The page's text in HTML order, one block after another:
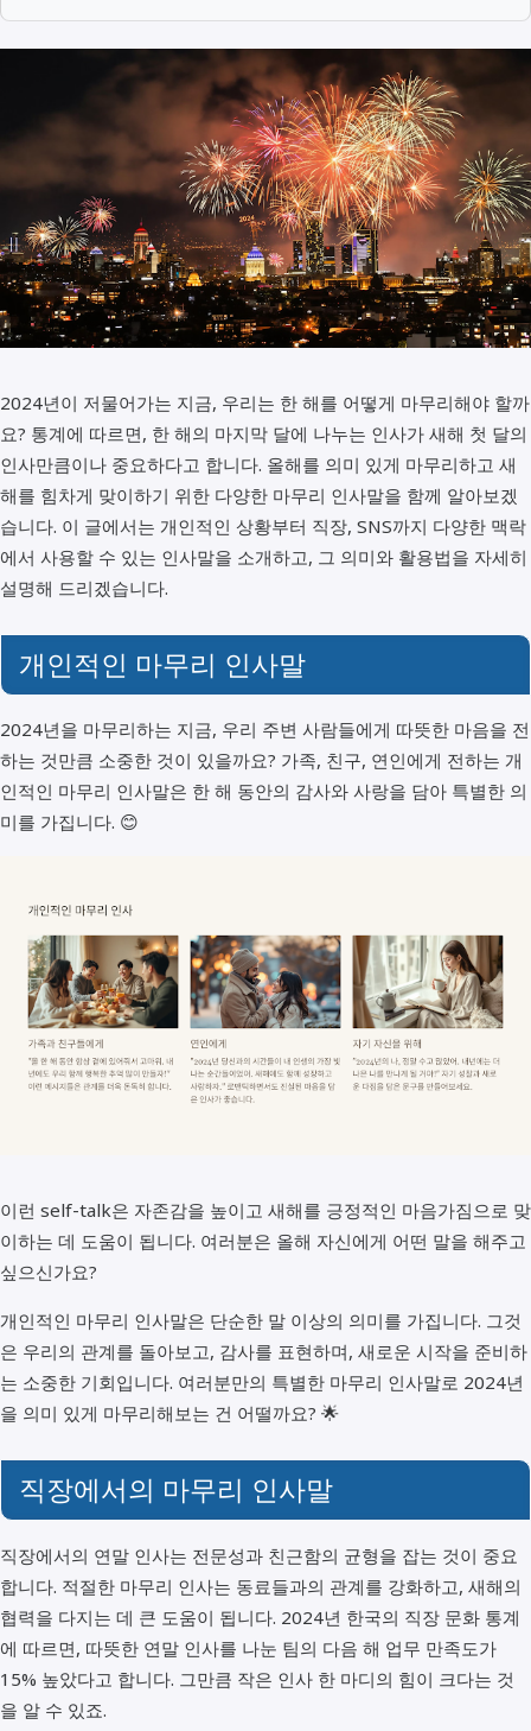
2024년이 저물어가는 지금, 우리는 한 해를 어떻게 마무리해야 할까
요? 통계에 따르면, 한 해의 마지막 달에 나누는 인사가 새해 첫 달의
인사만큼이나 중요하다고 합니다. 올해를 의미 있게 마무리하고 새
해를 힘차게 맞이하기 위한 다양한 마무리 인사말을 함께 알아보겠
습니다. 이 글에서는 개인적인 상황부터 직장, SNS까지 다양한 맥락
에서 사용할 수 있는 인사말을 소개하고, 그 의미와 활용법을 자세히
설명해 드리겠습니다.
개인적인 마무리 인사말
2024년을 마무리하는 지금, 우리 주변 사람들에게 따뜻한 마음을 전
하는 것만큼 소중한 것이 있을까요? 가족, 친구, 연인에게 전하는 개
인적인 마무리 인사말은 한 해 동안의 감사와 사랑을 담아 특별한 의
미를 가집니다. 😊
이런 self-talk은 자존감을 높이고 새해를 긍정적인 마음가짐으로 맞
이하는 데 도움이 됩니다. 여러분은 올해 자신에게 어떤 말을 해주고
싶으신가요?
개인적인 마무리 인사말은 단순한 말 이상의 의미를 가집니다. 그것
은 우리의 관계를 돌아보고, 감사를 표현하며, 새로운 시작을 준비하
는 소중한 기회입니다. 여러분만의 특별한 마무리 인사말로 2024년
을 의미 있게 마무리해보는 건 어떨까요? 🌟
직장에서의 마무리 인사말
직장에서의 연말 인사는 전문성과 친근함의 균형을 잡는 것이 중요
합니다. 적절한 마무리 인사는 동료들과의 관계를 강화하고, 새해의
협력을 다지는 데 큰 도움이 됩니다. 2024년 한국의 직장 문화 통계
에 따르면, 따뜻한 연말 인사를 나눈 팀의 다음 해 업무 만족도가
15% 높았다고 합니다. 그만큼 작은 인사 한 마디의 힘이 크다는 것
을 알 수 있죠.